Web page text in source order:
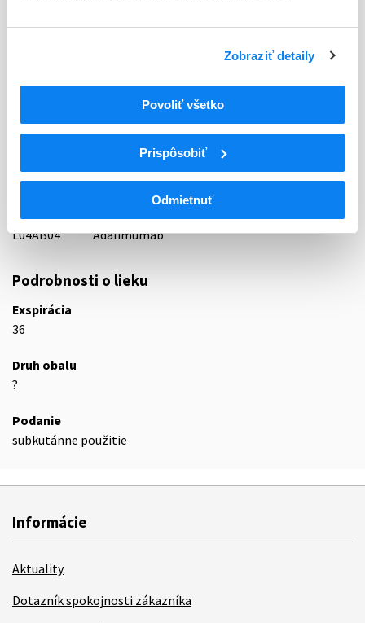
Zobraziť detaily
Povoliť všetko
Prispôsobiť
Odmietnuť
Celltrion Healthcare Hungary Kft., Maďarsko
59 - IMMUNOPRAEPARATA
ATC
Imunosupresíva (zmena WHO)
L04A
Imunosupresíva (zmena WHO)
Inhibítory tumor nekrotizujúceho alfa faktora
(TNF-alfa)
L04AB04
Adalimumab
Podrobnosti o lieku
Exspirácia
36
Druh obalu
?
Podanie
subkutánne použitie
Informácie
Aktuality
Dotazník spokojnosti zákazníka